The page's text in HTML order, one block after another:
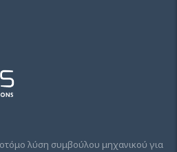
λύση συμβούλου μηχανικού για